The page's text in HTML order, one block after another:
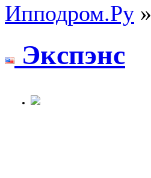
Ипподром.Ру »
Экcпэнc